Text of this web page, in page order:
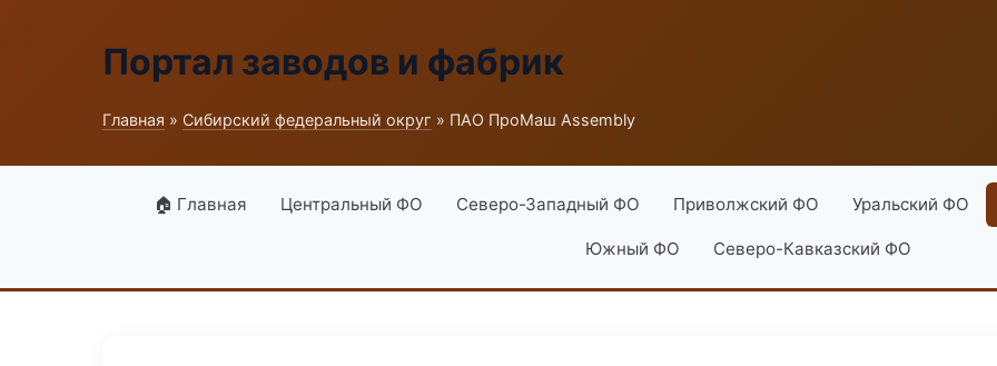
Портал заводов и фабрик
Главная » Сибирский федеральный округ » ПАО ПроМаш Assembly
🏠 Главная Центральный ФО Северо-Западный ФО Приволжский ФО Уральский ФО
Южный ФО Северо-Кавказский ФО